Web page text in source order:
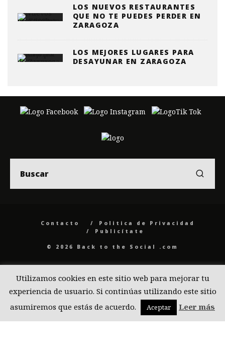
LOS NUEVOS RESTAURANTES
QUE NO TE PUEDES PERDER EN
ZARAGOZA
LOS MEJORES LUGARES PARA
DESAYUNAR EN ZARAGOZA
Contacto
Politica de Privacidad
Publicítate
© 2026 Back to the Social .com
Utilizamos cookies en este sitio web para mejorar tu
experiencia de usuario. Si continúas utilizando este sitio
asumiremos que estás de acuerdo.
Aceptar Leer más